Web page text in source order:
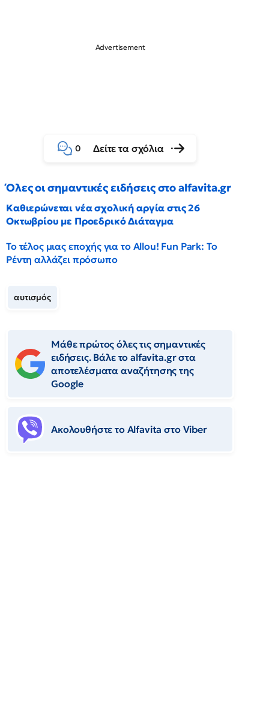
0 Δείτε τα σχόλια
Όλες οι σημαντικές ειδήσεις στο alfavita.gr
Καθιερώνεται νέα σχολική αργία στις 26
Οκτωβρίου με Προεδρικό Διάταγμα
Το τέλος μιας εποχής για το Allou! Fun Park: Το
Ρέντη αλλάζει πρόσωπο
αυτισμός
Μάθε πρώτος όλες τις σημαντικές
ειδήσεις. Βάλε το alfavita.gr στα
αποτελέσματα αναζήτησης της
Google
Ακολουθήστε το Αlfavita στο Viber